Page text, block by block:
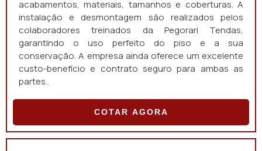
acabamentos, materiais, tamanhos e coberturas. A
instalação e desmontagem são realizados pelos
colaboradores treinados da Pegorari Tendas,
garantindo o uso perfeito do piso e a sua
conservação. A empresa ainda oferece um excelente
custo-benefício e contrato seguro para ambas as
partes..
COTAR AGORA